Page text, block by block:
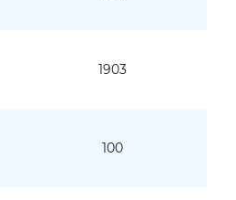
1903
100